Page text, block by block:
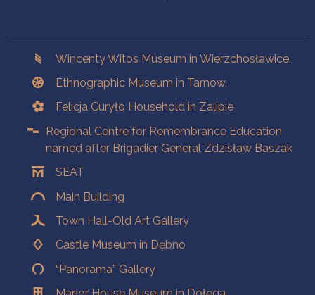
Wincenty Witos Museum in Wierzchosławice,
Ethnographic Museum in Tarnow.
Felicja Curyło Household in Zalipie
Regional Centre for Remembrance Education
named after Brigadier General Zdzisław Baszak
SEAT
Main Building
Town Hall-Old Art Gallery
Castle Museum in Dębno
“Panorama” Gallery